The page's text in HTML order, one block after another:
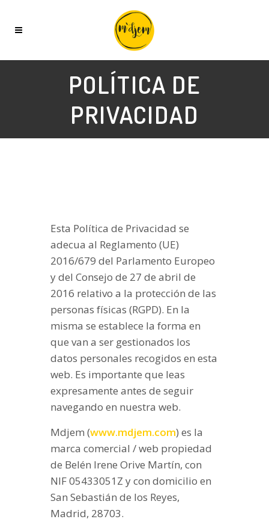
POLÍTICA DE
PRIVACIDAD
Esta Política de Privacidad se
adecua al Reglamento (UE)
2016/679 del Parlamento Europeo
y del Consejo de 27 de abril de
2016 relativo a la protección de las
personas físicas (RGPD). En la
misma se establece la forma en
que van a ser gestionados los
datos personales recogidos en esta
web. Es importante que leas
expresamente antes de seguir
navegando en nuestra web.
Mdjem (www.mdjem.com) es la
marca comercial / web propiedad
de Belén Irene Orive Martín, con
NIF 05433051Z y con domicilio en
San Sebastián de los Reyes,
Madrid, 28703.